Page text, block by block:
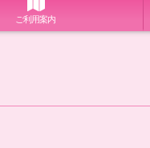
ご利用案内